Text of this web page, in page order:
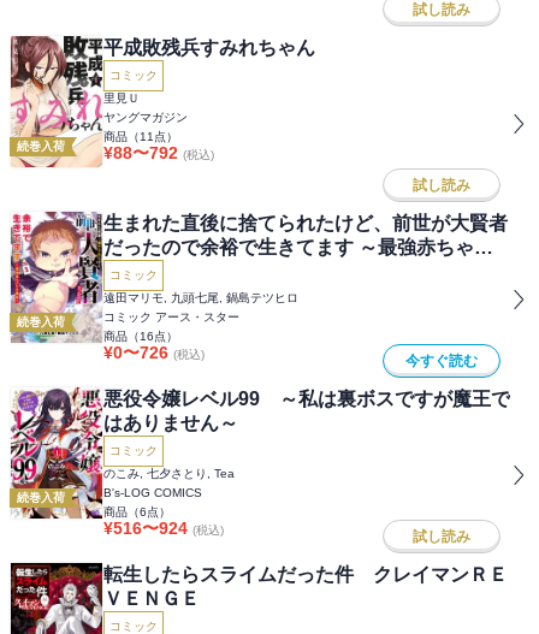
試し読み
続巻入荷
平成敗残兵すみれちゃん
コミック
里見Ｕ
ヤングマガジン
商品（11 点）
¥88〜792 (税込)
試し読み
続巻入荷
生まれた直後に捨てられたけど、前世が大賢者
だったので余裕で生きてます ～最強赤ちゃん
大暴走～
コミック
遠田マリモ, 九頭七尾, 鍋島テツヒロ
コミック アース・スター
商品（16点）
¥0〜726 (税込) 今すぐ読む
続巻入荷
悪役令嬢レベル99 ～私は裏ボスですが魔王で
はありません～
コミック
のこみ, 七夕さとり, Tea
B's-LOG COMICS
商品（6点）
¥516〜924 (税込) 試し読み
転生したらスライムだった件 クレイマンＲＥ
ＶＥＮＧＥ
コミック